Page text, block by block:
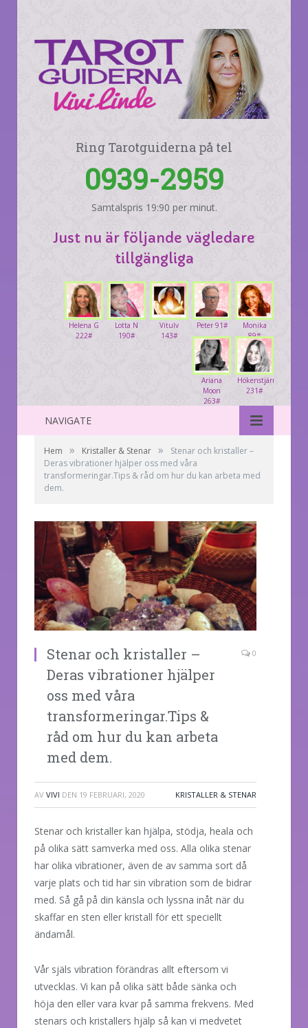
Ring Tarotguiderna på tel
0939-2959
Samtalspris 19:90 per minut.
Just nu är följande vägledare
tillgängliga
Monika
89#
Peter 91#
Vitulv
143#
Lotta N
190#
Helena G
222#
Hökenstjärna
231#
Ariana
Moon
263#
NAVIGATE
Hem » Kristaller & Stenar »
Stenar och kristaller –
Deras vibrationer hjälper oss med våra
transformeringar.Tips & råd om hur du kan arbeta med
dem.
Stenar och kristaller –
Deras vibrationer hjälper
oss med våra
transformeringar.Tips &
råd om hur du kan arbeta
med dem.
0
AV VIVI DEN 19 FEBRUARI, 2020 KRISTALLER & STENAR
Stenar och kristaller kan hjälpa, stödja, heala och
på olika sätt samverka med oss. Alla olika stenar
har olika vibrationer, även de av samma sort då
varje plats och tid har sin vibration som de bidrar
med. Så gå på din känsla och lyssna inåt när du
skaffar en sten eller kristall för ett speciellt
ändamål.
Vår själs vibration förändras allt eftersom vi
utvecklas. Vi kan på olika sätt både sänka och
höja den eller vara kvar på samma frekvens. Med
stenars och kristallers hjälp så kan vi medvetet